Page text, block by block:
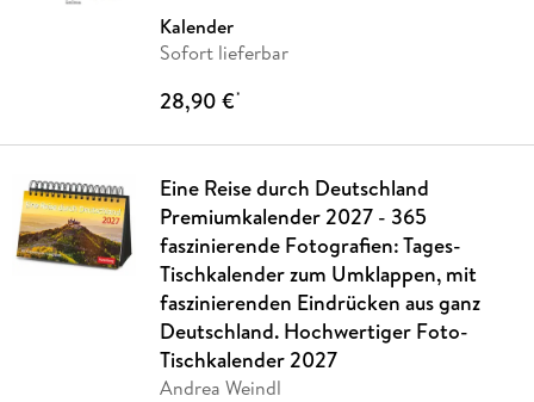
Kalender
Sofort lieferbar
28,90 €*
Eine Reise durch Deutschland
Premiumkalender 2027 - 365
faszinierende Fotografien: Tages-
Tischkalender zum Umklappen, mit
faszinierenden Eindrücken aus ganz
Deutschland. Hochwertiger Foto-
Tischkalender 2027
Andrea Weindl